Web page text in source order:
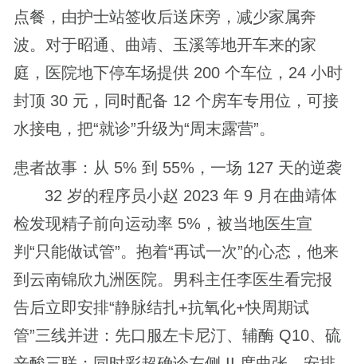
点餐，由护士站签收后送床旁，减少家属奔
波。对于昭通、曲靖、玉溪等地开车来的家
庭，医院地下停车场提供 200 个车位，24 小时
封顶 30 元，同时配备 12 个房车专用位，可接
水接电，把“就诊”升级为“周末露营”。
患者故事：从 5% 到 55%，一场 127 天的逆袭
32 岁的程序员小赵 2023 年 9 月在曲靖体
检发现精子前向运动率 5%，被当地医生宣
判“只能做试管”。抱着“再试一次”的心态，他来
到云南锦欣九洲医院。男科主任李医生看完报
告后立即安排“静脉结扎+抗氧化+快周期试
管”三线并进：先口服左卡尼汀、辅酶 Q10、硫